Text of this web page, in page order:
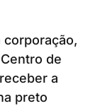
de
a
preto